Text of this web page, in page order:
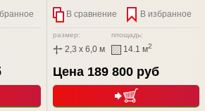
В сравнение В избранное
размер:
2,3 x 6,0 м
площадь:
14.1 м2
Цена 189 800 руб